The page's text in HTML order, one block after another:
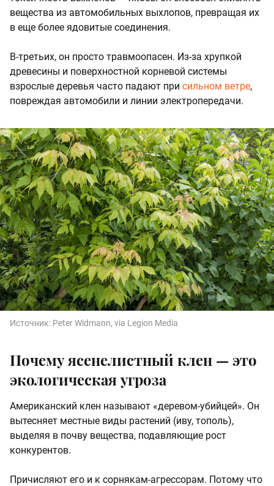
вещества из автомобильных выхлопов, превращая их
в еще более ядовитые соединения.
В-третьих, он просто травмоопасен. Из-за хрупкой
древесины и поверхностной корневой системы
взрослые деревья часто падают при сильном ветре,
повреждая автомобили и линии электропередачи.
Источник: Peter Widmann, via Legion Media
Почему ясенелистный клен — это
экологическая угроза
Американский клен называют «деревом-убийцей». Он
вытесняет местные виды растений (иву, тополь),
выделяя в почву вещества, подавляющие рост
конкурентов.
Причисляют его и к сорнякам-агрессорам. Потому что